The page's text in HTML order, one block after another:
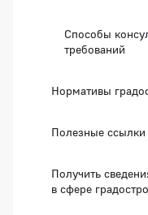
Способы
требований
Нормативы
Полезные ссылки
Получить
в сфере